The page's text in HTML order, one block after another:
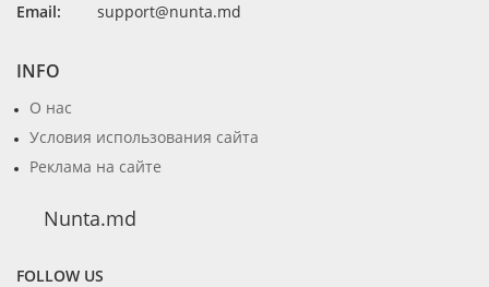
Email:
support@nunta.md
INFO
О нас
Условия использования сайта
Реклама на сайте
Nunta.md
FOLLOW US